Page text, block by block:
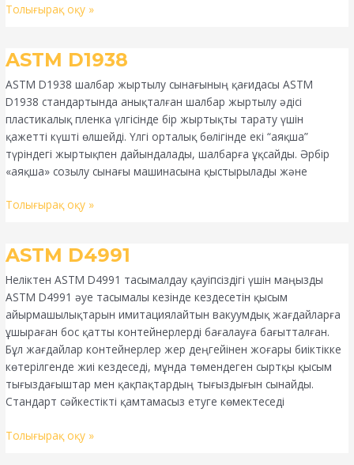
Толығырақ оқу »
ASTM D1938
ASTM D1938 шалбар жыртылу сынағының қағидасы ASTM
D1938 стандартында анықталған шалбар жыртылу әдісі
пластикалық пленка үлгісінде бір жыртықты тарату үшін
қажетті күшті өлшейді. Үлгі орталық бөлігінде екі “аяқша”
түріндегі жыртықпен дайындалады, шалбарға ұқсайды. Әрбір
«аяқша» созылу сынағы машинасына қыстырылады және
ASTM
Толығырақ оқу »
ASTM D4991
Неліктен ASTM D4991 тасымалдау қауіпсіздігі үшін маңызды
ASTM D4991 әуе тасымалы кезінде кездесетін қысым
айырмашылықтарын имитациялайтын вакуумдық жағдайларға
ұшыраған бос қатты контейнерлерді бағалауға бағытталған.
Бұл жағдайлар контейнерлер жер деңгейінен жоғары биіктікке
көтерілгенде жиі кездеседі, мұнда төмендеген сыртқы қысым
тығыздағыштар мен қақпақтардың тығыздығын сынайды.
Стандарт сәйкестікті қамтамасыз етуге көмектеседі
ASTM
Толығырақ оқу »